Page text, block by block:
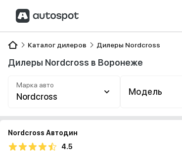
Каталог дилеров Дилеры Nordcross
Дилеры Nordcross в Воронеже
Nordcross
Марка авто
Модель
Nordcross Автодин
4.5